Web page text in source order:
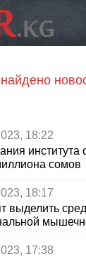
найдено
18:22
института
сомов
18:17
выделить
17:38